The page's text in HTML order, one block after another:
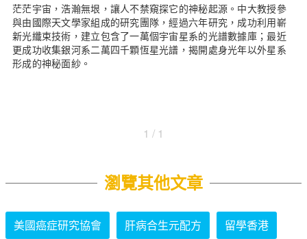
茫茫宇宙，浩瀚無垠，讓人不禁窺探它的神秘起源。中大教授參
與由國際天文學家組成的研究團隊，經過六年研究，成功利用嶄
新光纖束技術，建立包含了一萬個宇宙星系的光譜數據庫；最近
更成功收集銀河系二萬四千顆恆星光譜，揭開處身光年以外星系
形成的神秘面紗。
1 / 1
瀏覽其他文章
美國癌症研究協會 肝病合生元配方 留學香港